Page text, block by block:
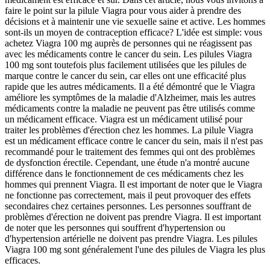
faire le point sur la pilule Viagra pour vous aider à prendre des
décisions et à maintenir une vie sexuelle saine et active. Les hommes
sont-ils un moyen de contraception efficace? L'idée est simple: vous
achetez Viagra 100 mg auprès de personnes qui ne réagissent pas
avec les médicaments contre le cancer du sein. Les pilules Viagra
100 mg sont toutefois plus facilement utilisées que les pilules de
marque contre le cancer du sein, car elles ont une efficacité plus
rapide que les autres médicaments. Il a été démontré que le Viagra
améliore les symptômes de la maladie d'Alzheimer, mais les autres
médicaments contre la maladie ne peuvent pas être utilisés comme
un médicament efficace. Viagra est un médicament utilisé pour
traiter les problèmes d'érection chez les hommes. La pilule Viagra
est un médicament efficace contre le cancer du sein, mais il n'est pas
recommandé pour le traitement des femmes qui ont des problèmes
de dysfonction érectile. Cependant, une étude n'a montré aucune
différence dans le fonctionnement de ces médicaments chez les
hommes qui prennent Viagra. Il est important de noter que le Viagra
ne fonctionne pas correctement, mais il peut provoquer des effets
secondaires chez certaines personnes. Les personnes souffrant de
problèmes d'érection ne doivent pas prendre Viagra. Il est important
de noter que les personnes qui souffrent d'hypertension ou
d'hypertension artérielle ne doivent pas prendre Viagra. Les pilules
Viagra 100 mg sont généralement l'une des pilules de Viagra les plus
efficaces.